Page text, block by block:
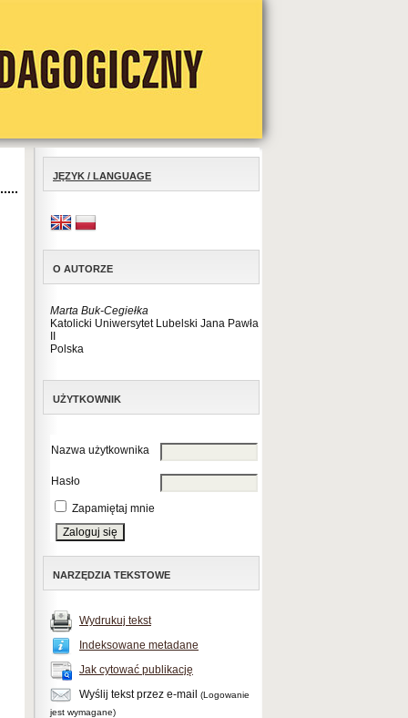
JĘZYK / LANGUAGE
O AUTORZE
Marta Buk-Cegiełka
Katolicki Uniwersytet Lubelski Jana Pawła
Polska
UŻYTKOWNIK
Nazwa użytkownika
Hasło
Zapamiętaj mnie
NARZĘDZIA TEKSTOWE
Wydrukuj tekst
Indeksowane metadane
Jak cytować publikację
Wyślij tekst przez e-mail
(Logowanie
jest wymagane)